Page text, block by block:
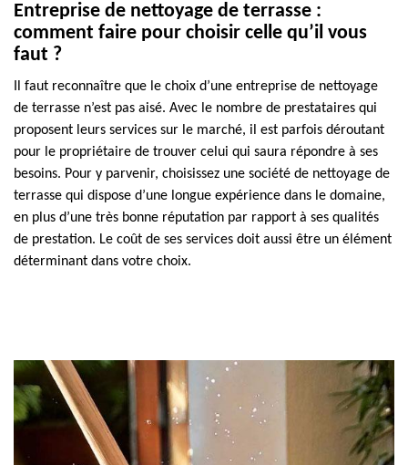
Entreprise de nettoyage de terrasse :
comment faire pour choisir celle qu’il vous
faut ?
Il faut reconnaître que le choix d’une entreprise de nettoyage
de terrasse n’est pas aisé. Avec le nombre de prestataires qui
proposent leurs services sur le marché, il est parfois déroutant
pour le propriétaire de trouver celui qui saura répondre à ses
besoins. Pour y parvenir, choisissez une société de nettoyage de
terrasse qui dispose d’une longue expérience dans le domaine,
en plus d’une très bonne réputation par rapport à ses qualités
de prestation. Le coût de ses services doit aussi être un élément
déterminant dans votre choix.